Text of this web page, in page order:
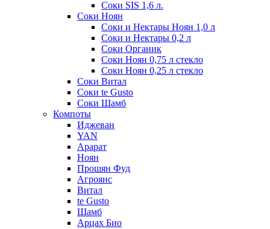
Соки SIS 1,6 л.
Соки Ноян
Соки и Нектары Ноян 1,0 л
Соки и Нектары 0,2 л
Соки Органик
Соки Ноян 0,75 л стекло
Соки Ноян 0,25 л стекло
Соки Витал
Соки te Gusto
Соки Шамб
Компоты
Иджеван
YAN
Арарат
Ноян
Прошян Фуд
Агроянс
Витал
te Gusto
Шамб
Арцах Био